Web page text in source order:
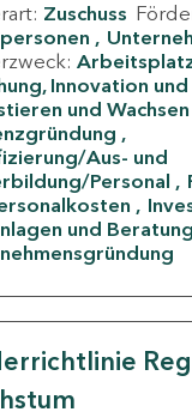
Zuschuss
Innovation
und Wachsen
Aus- und
Personal
und Beratung